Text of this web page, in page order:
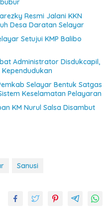
Resmi Jalani KKN
Desa Daratan Selayar
Setujui KMP Balibo
Administrator Disdukcapil,
Selayar Bentuk Satgas
Keselamatan Pelayaran
KM Nurul Salsa Disambut
Sanusi